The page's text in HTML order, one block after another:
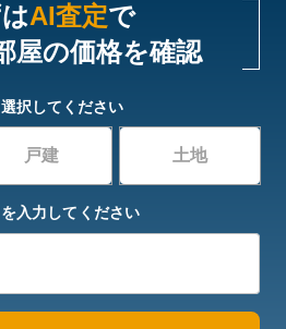
AI査定で
屋の価格を確認
択してください
戸建 土地
入力してください